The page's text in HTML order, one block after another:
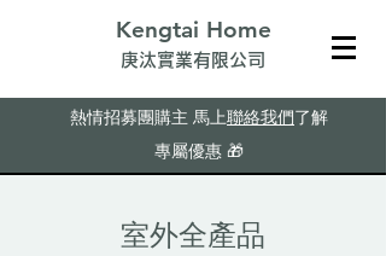
Kengtai Home
​庚汰實業有限公司
熱情招募團購主 馬上聯絡我們了解
專屬優惠 🎁
​室外全產品